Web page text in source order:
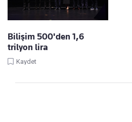
Bilişim 500'den 1,6
trilyon lira
Kaydet